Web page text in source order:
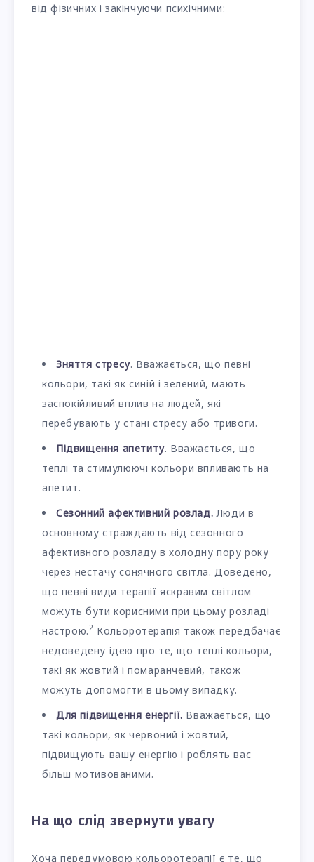
від фізичних і закінчуючи психічними:
Зняття стресу. Вважається, що певні
кольори, такі як синій і зелений, мають
заспокійливий вплив на людей, які
перебувають у стані стресу або тривоги.
Підвищення апетиту. Вважається, що
теплі та стимулюючі кольори впливають на
апетит.
Сезонний афективний розлад. Люди в
основному страждають від сезонного
афективного розладу в холодну пору року
через нестачу сонячного світла. Доведено,
що певні види терапії яскравим світлом
можуть бути корисними при цьому розладі
настрою.2 Кольоротерапія також передбачає
недоведену ідею про те, що теплі кольори,
такі як жовтий і помаранчевий, також
можуть допомогти в цьому випадку.
Для підвищення енергії. Вважається, що
такі кольори, як червоний і жовтий,
підвищують вашу енергію і роблять вас
більш мотивованими.
На що слід звернути увагу
Хоча передумовою кольоротерапії є те, що